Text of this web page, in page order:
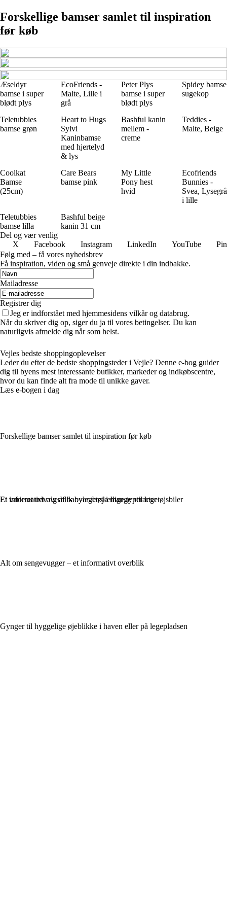
Forskellige bamser samlet til inspiration
før køb
Æseldyr
bamse i super
blødt plys
EcoFriends -
Malte, Lille i
grå
Peter Plys
bamse i super
blødt plys
Spidey bamse
sugekop
Teletubbies
bamse grøn
Heart to Hugs
Sylvi
Kaninbamse
med hjertelyd
& lys
Bashful kanin
mellem -
creme
Teddies -
Malte, Beige
Coolkat
Bamse
(25cm)
Care Bears
bamse pink
My Little
Pony hest
hvid
Ecofriends
Bunnies -
Svea, Lysegrå
i lille
Teletubbies
bamse lilla
Bashful beige
kanin 31 cm
Del og vær venlig
X
Facebook Instagram LinkedIn YouTube
Følg med – få vores nyhedsbrev
Få inspiration, viden og små genveje direkte i din indbakke.
Mailadresse
Registrer dig
Jeg er indforstået med hjemmesidens vilkår og databrug.
Når du skriver dig op, siger du ja til vores betingelser. Du kan
naturligvis afmelde dig når som helst.
Vejles bedste shoppingoplevelser
Leder du efter de bedste shoppingsteder i Vejle? Denne e-bog guider
dig til byens mest interessante butikker, markeder og indkøbscentre,
hvor du kan finde alt fra mode til unikke gaver.
Læs e-bogen i dag
Forskellige bamser samlet til inspiration før køb
Et varieret udvalg af babylegetøj i mange stilarter
Alt om sengevugger – et informativt overblik
Gynger til hyggelige øjeblikke i haven eller på legepladsen
Et informativt overblik over forskellige typer legetøjsbiler